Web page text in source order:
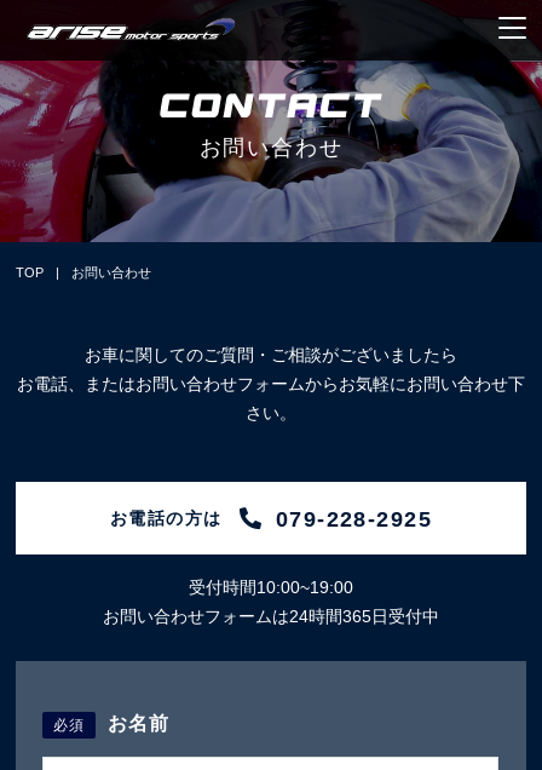
お問い合わせ
TOP | お問い合わせ
お車に関してのご質問・ご相談がございましたら
お電話、またはお問い合わせフォームからお気軽にお問い合わせ下
さい。
お電話の方は 079-228-2925
受付時間10:00~19:00
お問い合わせフォームは24時間365日受付中
必須 お名前